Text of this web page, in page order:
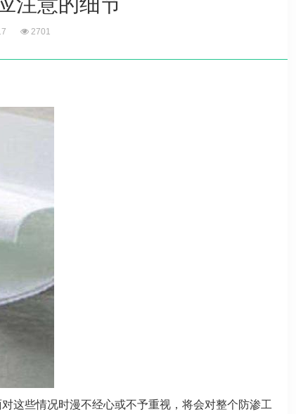
2701
这些情况时漫不经心或不予重视，将会对整个防渗工